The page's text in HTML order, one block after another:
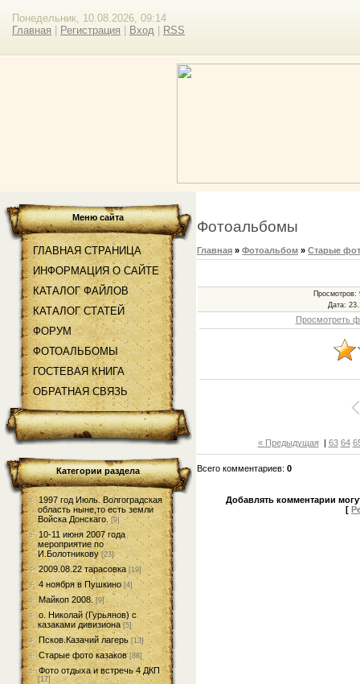
Понедельник, 10.08.2026, 09:14
Главная
Регистрация Вход RSS
Меню сайта
ГЛАВНАЯ СТРАНИЦА
ИНФОРМАЦИЯ О САЙТЕ
КАТАЛОГ ФАЙЛОВ
КАТАЛОГ СТАТЕЙ
ФОРУМ
ФОТОАЛЬБОМЫ
ГОСТЕВАЯ КНИГА
ОБРАТНАЯ СВЯЗЬ
Категории раздела
1997 год Июль. Волгоградская
область ныне,то есть земли
Войска Донскаго. [9]
10-11 июня 2007 года
мероприятие по
И.Болотникову [23]
2009.08.22 тарасовка [19]
4 ноября в Пушкино [4]
Майкоп 2008. [9]
о. Николай (Гурьянов) с
казаками дивизиона [5]
Псков.Казачий лагерь [13]
Старые фото казаков [88]
Фото отдыха и встречь 4 ДКП
[17]
Фотоальбомы
Главная »Фотоальбом »Старые
Просмотров:
Дата:
Просмотреть
« Предыдущая | 63 64
Всего комментариев:0
Добавлять комментарии
[